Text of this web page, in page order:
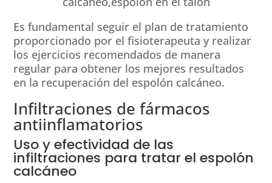
Es fundamental seguir el plan de tratamiento
proporcionado por el fisioterapeuta y realizar
los ejercicios recomendados de manera
regular para obtener los mejores resultados
en la recuperación del espolón calcáneo.
Infiltraciones de fármacos
antiinflamatorios
Uso y efectividad de las
infiltraciones para tratar el espolón
calcáneo